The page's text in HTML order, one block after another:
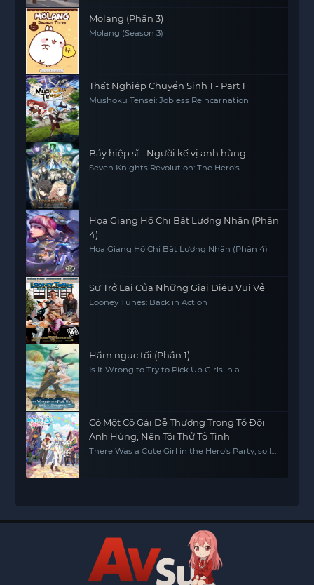
Molang (Phần 3)
Molang (Season 3)
Thất Nghiệp Chuyển Sinh 1 - Part 1
Mushoku Tensei: Jobless Reincarnation
Bảy hiệp sĩ - Người kế vị anh hùng
Seven Knights Revolution: The Hero's
Họa Giang Hồ Chi Bất Lương Nhân (Phần
4)
Họa Giang Hồ Chi Bất Lương Nhân (Phần 4)
Sự Trở Lại Của Những Giai Điệu Vui Vẻ
Looney Tunes: Back in Action
Hầm ngục tối (Phần 1)
Is It Wrong to Try to Pick Up Girls in a
Có Một Cô Gái Dễ Thương Trong Tổ Đội
Anh Hùng, Nên Tôi Thử Tỏ Tình
There Was a Cute Girl in the Hero's Party, so I